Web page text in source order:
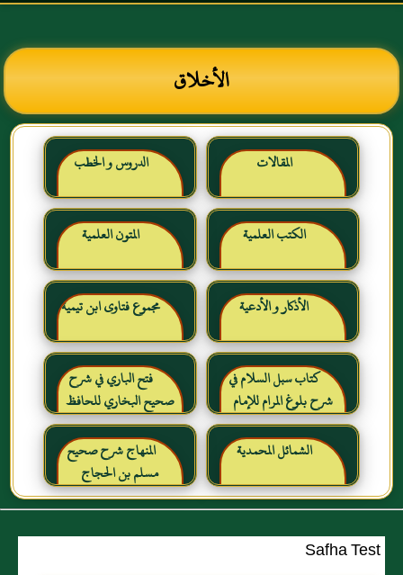
الأخلاق
المقالات الدروس و الخطب
الكتب العلمية المتون العلمية
الأذكار و الأدعية مجموع فتاوى ابن تيمية
كتاب سبل السلام في
شرح بلوغ المرام للإمام
الصنعاني رحمه الله
فتح الباري في شرح
صحيح البخاري للحافظ
ابن حجر العسقلاني
الشمائل المحمدية
المنهاج شرح صحيح
مسلم بن الحجاج
Safha Test